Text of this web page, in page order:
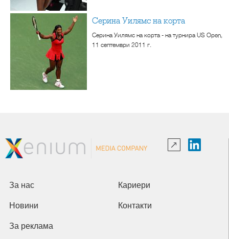
Серина Уилямс на корта
Серина Уилямс на корта - на турнира US Open,
11 септември 2011 г.
За нас Кариери
Новини Контакти
За реклама